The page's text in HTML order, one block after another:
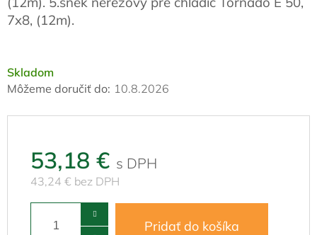
Skladom
Môžeme doručiť do: 10.8.2026
53,18 €
43,24 € bez DPH
Pridať do košíka
7x8, (12m).